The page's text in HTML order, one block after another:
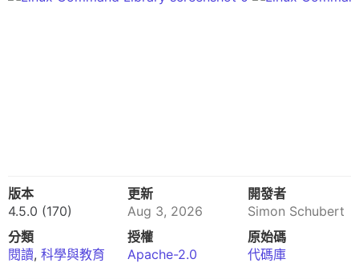
版本
4.5.0 (170)
更新
Aug 3, 2026
開發者
Simon Schubert
分類
閱讀, 科學與教育
授權
Apache-2.0
原始碼
代碼庫